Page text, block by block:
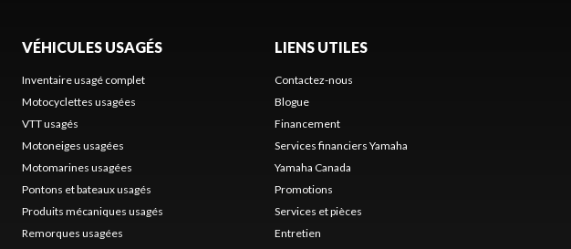
VÉHICULES USAGÉS
Inventaire usagé complet
Motocyclettes usagées
VTT usagés
Motoneiges usagées
Motomarines usagées
Pontons et bateaux usagés
Produits mécaniques usagés
Remorques usagées
LIENS UTILES
Contactez-nous
Blogue
Financement
Services financiers Yamaha
Yamaha Canada
Promotions
Services et pièces
Entretien